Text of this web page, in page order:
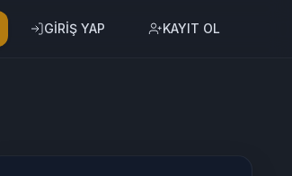
GİRİŞ YAP KAYIT OL